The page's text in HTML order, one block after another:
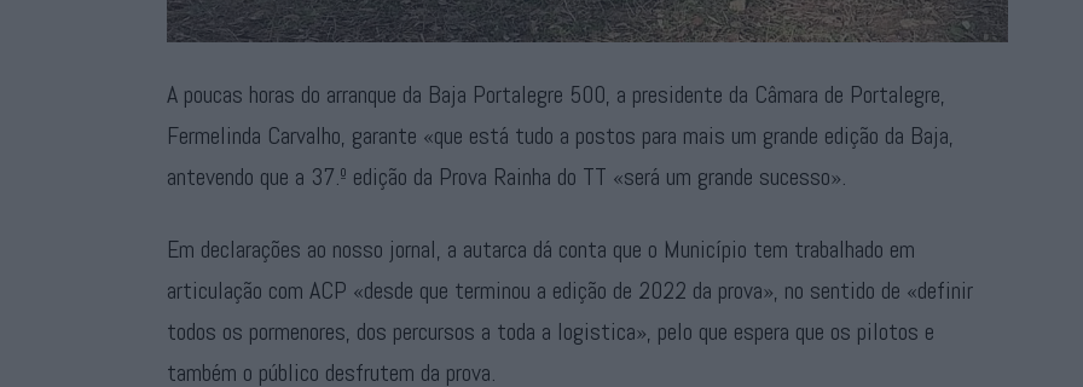
A poucas horas do arranque da Baja Portalegre 500, a presidente da Câmara de Portalegre,
Fermelinda Carvalho, garante «que está tudo a postos para mais um grande edição da Baja,
antevendo que a 37.º edição da Prova Rainha do TT «será um grande sucesso».
Em declarações ao nosso jornal, a autarca dá conta que o Município tem trabalhado em
articulação com ACP «desde que terminou a edição de 2022 da prova», no sentido de «definir
todos os pormenores, dos percursos a toda a logistica», pelo que espera que os pilotos e
também o público desfrutem da prova.